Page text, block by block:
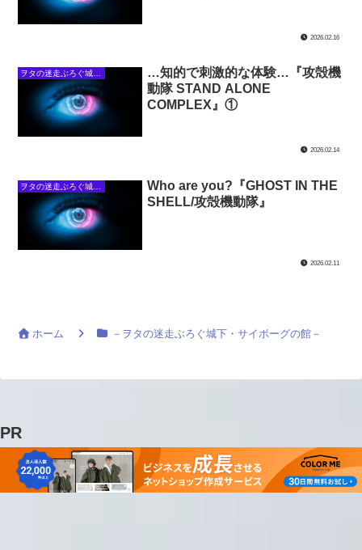
2026.02.16
…知的で刺激的な体験…『攻殻機
動隊 STAND ALONE
COMPLEX』①
2026.02.14
Who are you?『GHOST IN THE
SHELL/攻殻機動隊』
2026.02.11
ホーム －ヲタの迷走ぶろぐ城下・サイボーグの館－
PR